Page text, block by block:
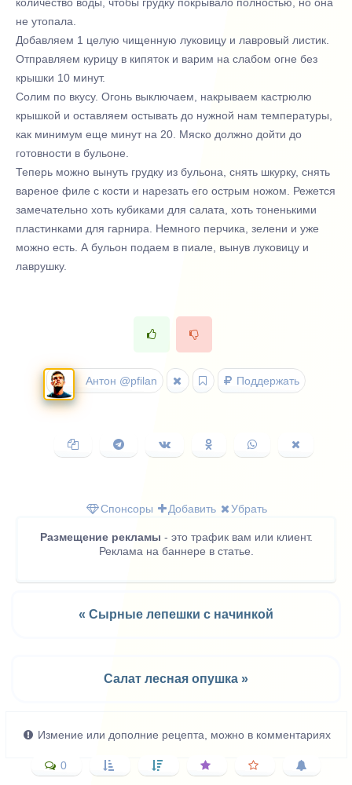
количество воды, чтобы грудку покрывало полностью, но она
не утопала.
Добавляем 1 целую чищенную луковицу и лавровый листик.
Отправляем курицу в кипяток и варим на слабом огне без
крышки 10 минут.
Солим по вкусу. Огонь выключаем, накрываем кастрюлю
крышкой и оставляем остывать до нужной нам температуры,
как минимум еще минут на 20. Мяско должно дойти до
готовности в бульоне.
Теперь можно вынуть грудку из бульона, снять шкурку, снять
вареное филе с кости и нарезать его острым ножом. Режется
замечательно хоть кубиками для салата, хоть тоненькими
пластинками для гарнира. Немного перчика, зелени и уже
можно есть. А бульон подаем в пиале, вынув луковицу и
лаврушку.
Антон @pfilan Поддержать
Копировать
ссылку
Поделиться
в
Поделиться
ВКонтакте
Поделиться
в
Поделиться
в
в
Спонсоры
Добавить Убрать
Размещение рекламы - это трафик вам или клиент.
Реклама на баннере в статье.
« Сырные лепешки с начинкой
Салат лесная опушка »
Измение или дополние рецепта, можно в комментариях
0